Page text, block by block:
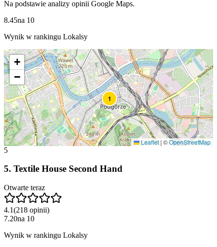
Na podstawie analizy opinii Google Maps.
8.45na 10
Wynik w rankingu Lokalsy
1
+
−
Leaflet | ©OpenStreetMap
5
5. Textile House Second Hand
Otwarte teraz
4.1(218 opinii)
7.20na 10
Wynik w rankingu Lokalsy